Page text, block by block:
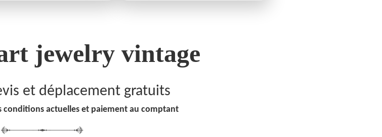
jewelry vintage
et déplacement gratuits
conditions actuelles et paiement au comptant